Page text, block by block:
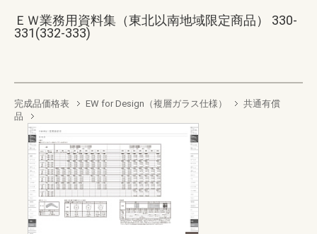
ＥＷ業務用資料集（東北以南地域限定商品） 330-
331(332-333)
完成品価格表 EW for Design（複層ガラス仕様）
共通有償
品